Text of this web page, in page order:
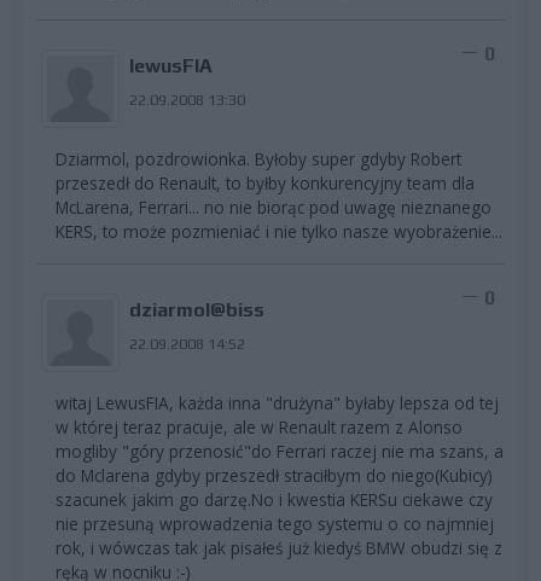
lewusFIA
22.09.2008 13:30
0
Dziarmol, pozdrowionka. Byłoby super gdyby Robert
przeszedł do Renault, to byłby konkurencyjny team dla
McLarena, Ferrari... no nie biorąc pod uwagę nieznanego
KERS, to może pozmieniać i nie tylko nasze wyobrażenie...
dziarmol@biss
22.09.2008 14:52
0
witaj LewusFIA, każda inna "drużyna" byłaby lepsza od tej
w której teraz pracuje, ale w Renault razem z Alonso
mogliby "góry przenosić"do Ferrari raczej nie ma szans, a
do Mclarena gdyby przeszedł straciłbym do niego(Kubicy)
szacunek jakim go darzę.No i kwestia KERSu ciekawe czy
nie przesuną wprowadzenia tego systemu o co najmniej
rok, i wówczas tak jak pisałeś już kiedyś BMW obudzi się z
ręką w nocniku :-)